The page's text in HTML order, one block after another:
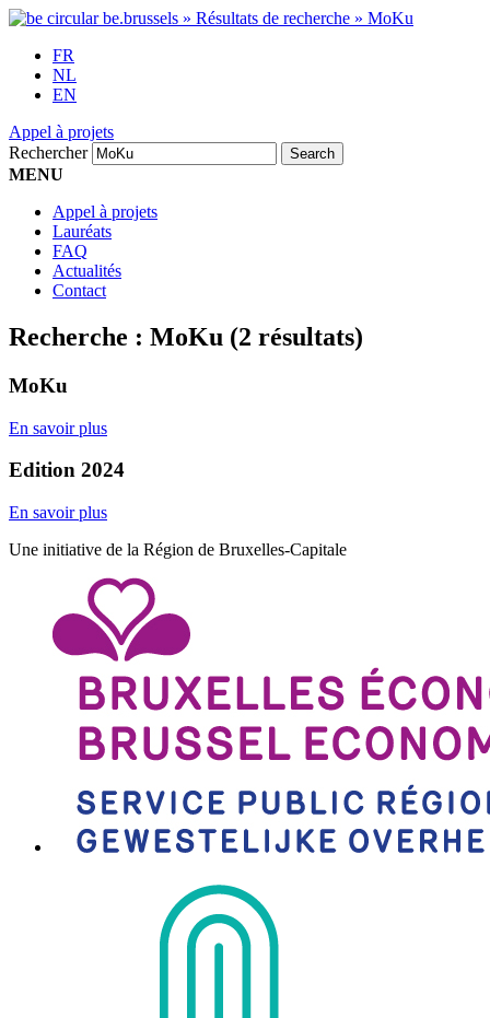
FR
NL
EN
Appel à projets
Rechercher
MENU
Appel à projets
Lauréats
FAQ
Actualités
Contact
Recherche : MoKu (2 résultats)
MoKu
En savoir plus
Edition 2024
En savoir plus
Une initiative de la Région de Bruxelles-Capitale